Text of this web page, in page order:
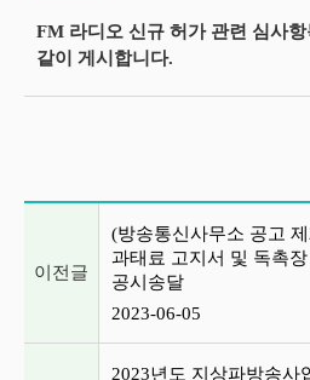
FM 라디오 신규 허가 관련 심사
같이 게시합니다.
이전글
(방송통신사무소 공고
과태료 고지서 및 독촉
공시송달
2023-06-05
2023년도 지상파방송사